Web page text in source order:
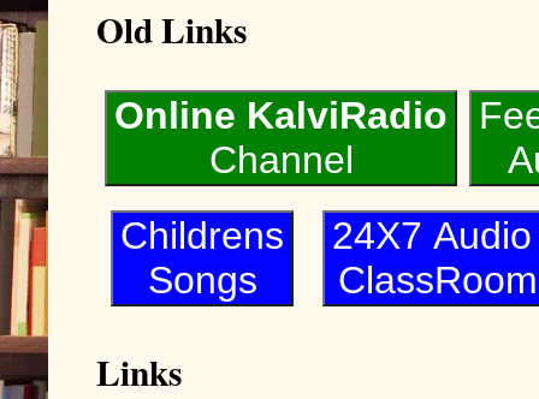
Old Links
Online KalviRadio
Channel
Childrens
Songs
24X7
ClassRoom
Links